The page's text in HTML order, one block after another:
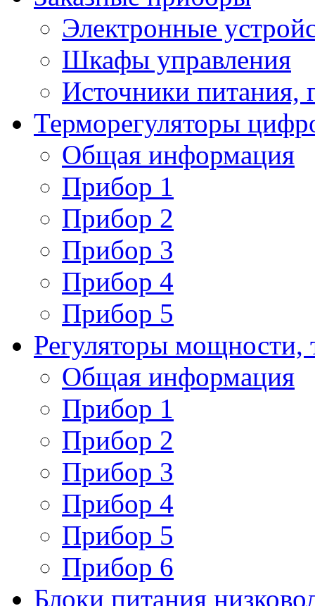
Электронные
Шкафы управления
Источники питания,
Терморегуляторы
Общая информация
Прибор 1
Прибор 2
Прибор 3
Прибор 4
Прибор 5
Регуляторы мощности,
Общая информация
Прибор 1
Прибор 2
Прибор 3
Прибор 4
Прибор 5
Прибор 6
Блоки питания